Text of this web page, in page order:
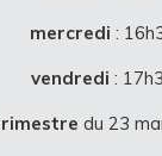
mercredi :
vendredi :
du 23